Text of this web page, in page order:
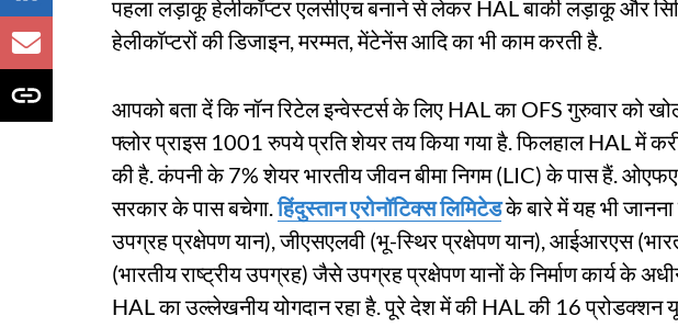
पहला लड़ाकू हेलीकॉप्टर एलसीएच बनाने से लेकर HAL बाकी लड़ाकू और
हेलीकॉप्टरों की डिजाइन, मरम्मत, मेंटेनेंस आदि का भी काम करती है.
आपको बता दें कि नॉन रिटेल इन्वेस्टर्स के लिए HAL का OFS गुरुवार को
फ्लोर प्राइस 1001 रुपये प्रति शेयर तय किया गया है. फिलहाल HAL में
की है. कंपनी के 7% शेयर भारतीय जीवन बीमा निगम (LIC) के पास हैं.
सरकार के पास बचेगा.हिंदुस्तान एरोनॉटिक्स लिमिटेडके बारे में यह भी
उपग्रह प्रक्षेपण यान), जीएसएलवी (भू-स्थिर प्रक्षेपण यान), आईआरएस
(भारतीय राष्ट्रीय उपग्रह) जैसे उपग्रह प्रक्षेपण यानों के निर्माण कार्य के
HAL का उल्लेखनीय योगदान रहा है. पूरे देश में की HAL की 16 प्रोडक्शन